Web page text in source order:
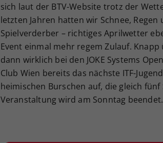
sich laut der BTV-Website trotz der
letzten Jahren hatten wir Schnee,
Spielverderber – richtiges Aprilwetter
Event einmal mehr regem Zulauf.
dann wirklich bei den JOKE Systems
Club Wien bereits das nächste ITF-
heimischen Burschen auf, die gleich
Veranstaltung wird am Sonntag beendet.